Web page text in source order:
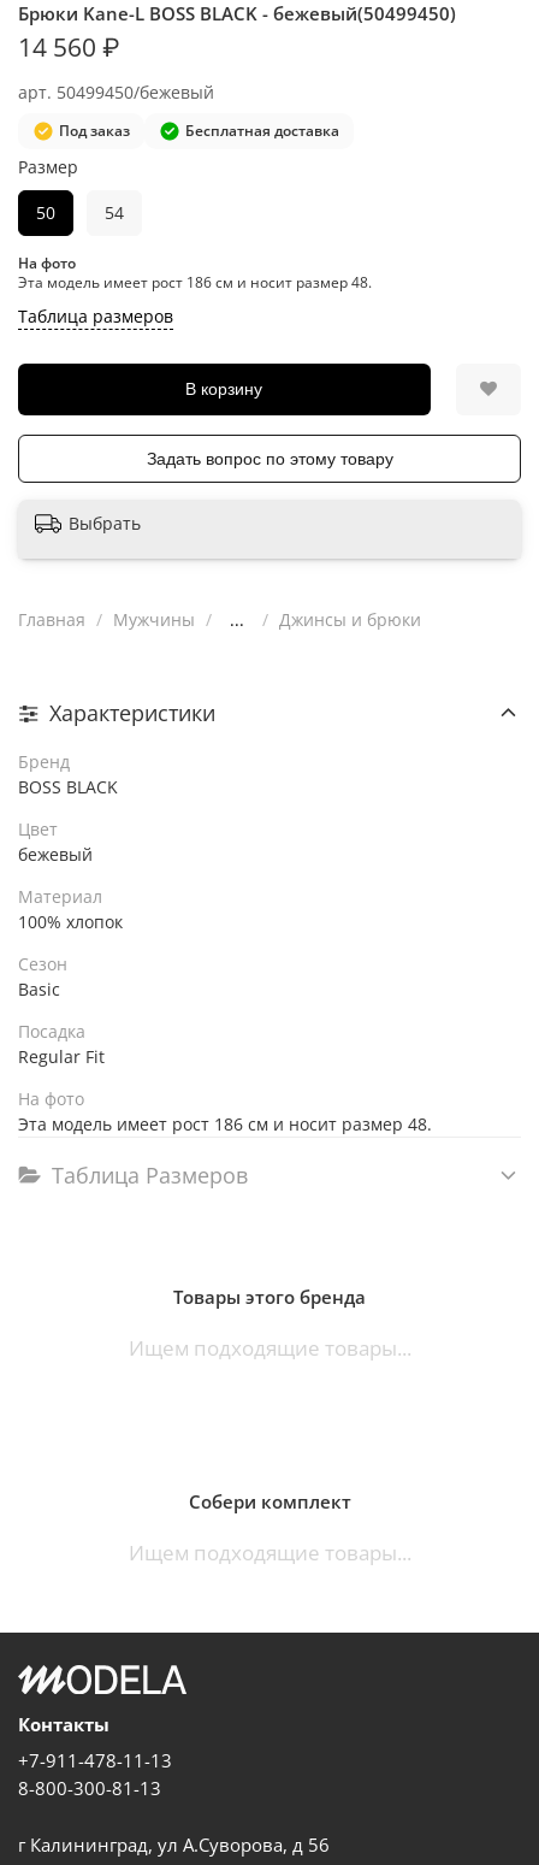
арт. 50499450/бежевый
Брюки Kane-L BOSS BLACK - бежевый(50499450)
Под заказ Бесплатная доставка
14 560 ₽
Таблица размеров
В корзину
Размер
50
54
На фото
Эта модель имеет рост 186 см и носит размер 48.
Задать вопрос по этому товару
Выбрать
Главная Мужчины ... Джинсы и брюки
Характеристики
Бренд
BOSS BLACK
Цвет
бежевый
Материал
100% хлопок
Сезон
Basic
Посадка
Regular Fit
На фото
Эта модель имеет рост 186 см и носит размер 48.
Таблица Размеров
Товары этого бренда
Ищем подходящие товары...
Собери комплект
Ищем подходящие товары...
Контакты
+7-911-478-11-13
8-800-300-81-13
г Калининград, ул А.Суворова, д 56